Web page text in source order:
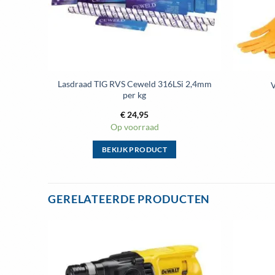
Lasdraad TIG RVS Ceweld 316LSi 2,4mm
per kg
€ 24,95
Op voorraad
BEKIJK PRODUCT
heeft
optie
kan
GERELATEERDE PRODUCTEN
Toevoegen
aan
wenslijst